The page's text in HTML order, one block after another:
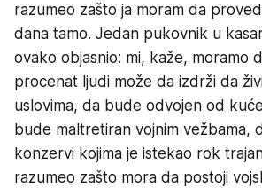
razumeo zašto ja moram da
dana tamo. Jedan pukovnik u
ovako objasnio: mi, kaže, moramo
procenat ljudi može da izdrži da
uslovima, da bude odvojen od
bude maltretiran vojnim vežbama,
konzervi kojima je istekao rok
razumeo zašto mora da postoji